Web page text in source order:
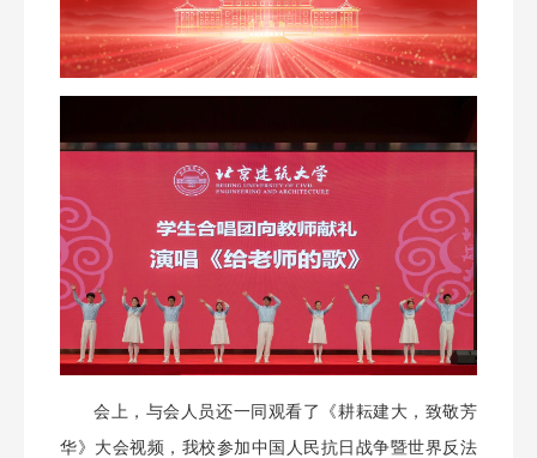
会上，与会人员还一同观看了《耕耘建大，致敬芳
华》大会视频，我校参加中国人民抗日战争暨世界反法